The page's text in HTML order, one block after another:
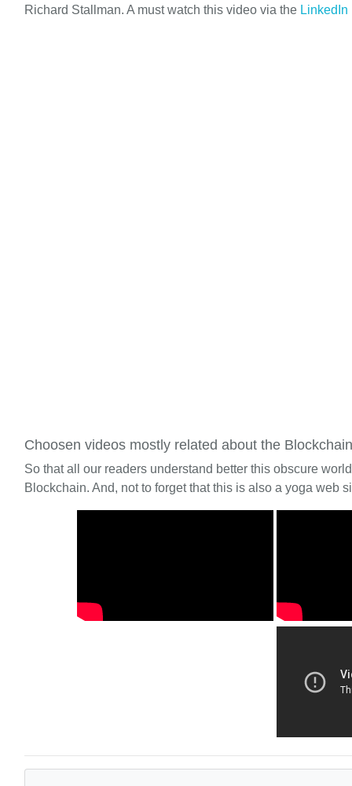
Richard Stallman. A must watch this video via the LinkedIn
Choosen videos mostly related about the Blockchain
So that all our readers understand better this obscure
Blockchain. And, not to forget that this is also a yoga web